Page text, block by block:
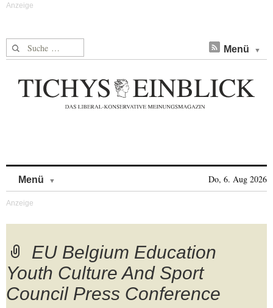
Suche nach: Menü
Menü Do, 6. Aug 2026
EU Belgium Education
Youth Culture And Sport
Council Press Conference